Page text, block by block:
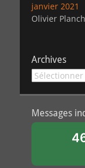
janvier 2021
Olivier
Archives
Archives
Messages